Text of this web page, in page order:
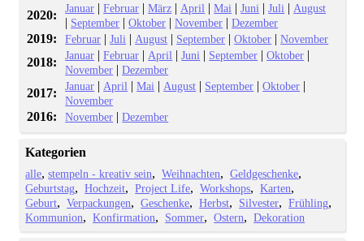
2020: Januar |Februar |März | April |Mai |Juni |Juli | August
| September |Oktober |November |Dezember
2019: Februar |Juli | August | September |Oktober |November
2018: Januar |Februar | April |Juni | September |Oktober |
November |Dezember
2017: Januar | April |Mai | August | September |Oktober |
November
2016: November |Dezember
Kategorien
alle stempeln - kreativ sein Weihnachten
Geldgeschenke
Geburtstag
Hochzeit Project Life Workshops
Karten
Geburt
Verpackungen Geschenke Herbst Silvester
Frühling
Kommunion
Konfirmation Sommer Ostern Dekoration